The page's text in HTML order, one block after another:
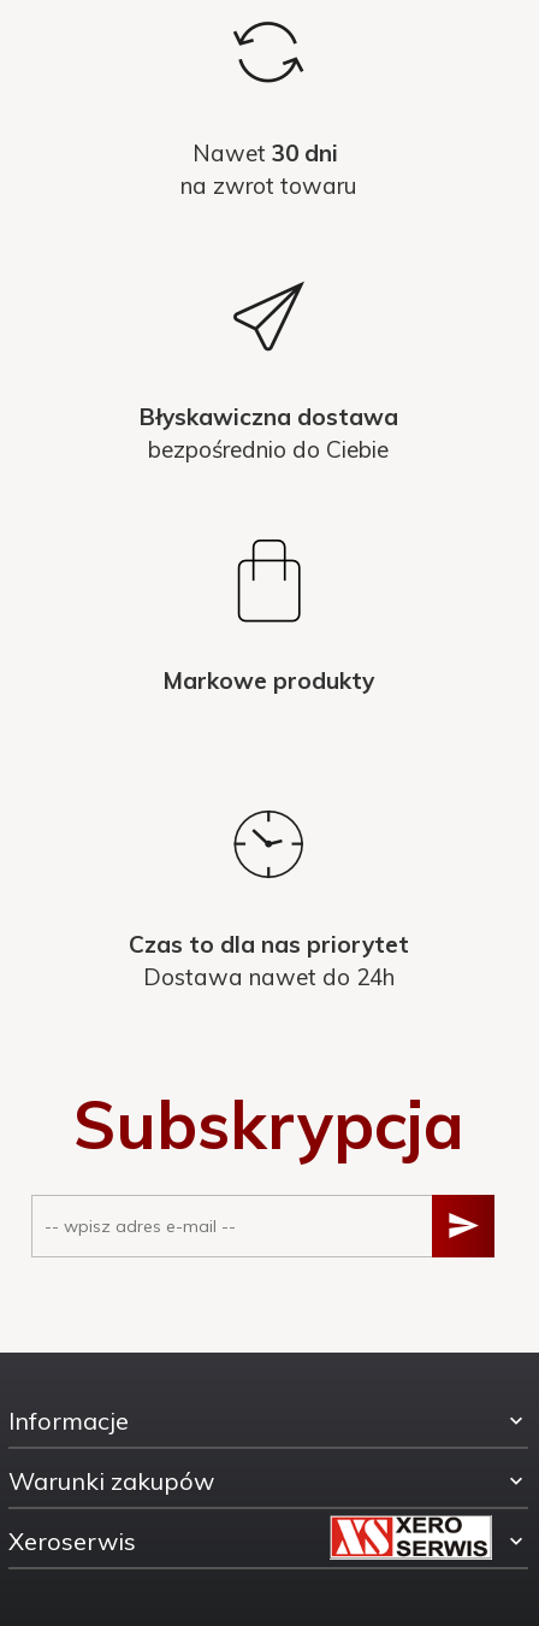
Nawet 30 dni
na zwrot towaru
Błyskawiczna dostawa
bezpośrednio do Ciebie
Markowe produkty
Czas to dla nas priorytet
Dostawa nawet do 24h
Subskrypcja
Informacje
Warunki zakupów
Xeroserwis